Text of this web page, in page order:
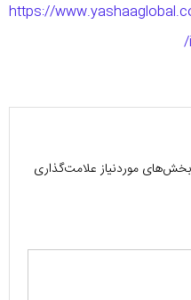
https://
بخش‌های موردنیاز علامت‌گذاری